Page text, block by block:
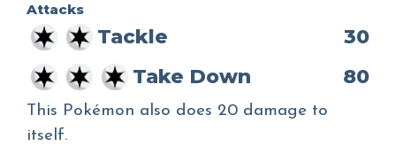
Attacks
Tackle
30
Take Down
80
This Pokémon also does 20 damage to
itself.